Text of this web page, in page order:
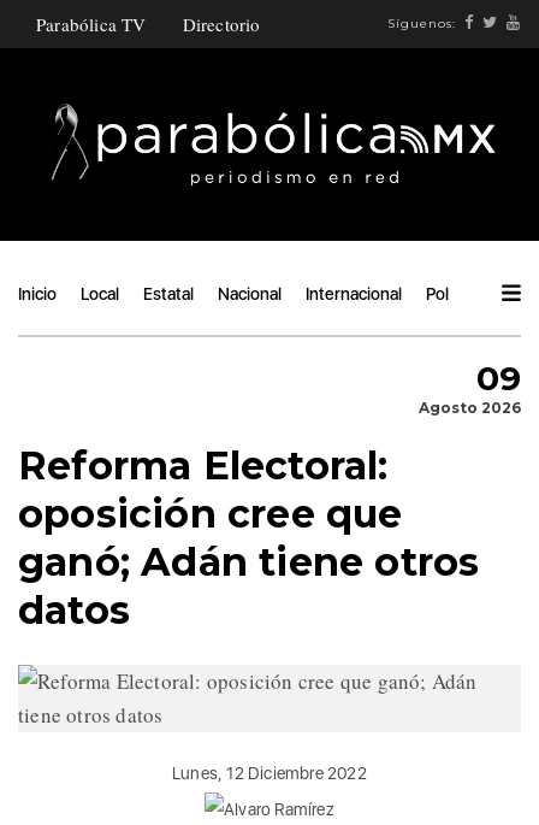
Parabólica TV Directorio Síguenos:
Inicio Local Estatal Nacional Internacional Política
09
Agosto 2026
Reforma Electoral:
oposición cree que
ganó; Adán tiene otros
datos
Lunes, 12 Diciembre 2022